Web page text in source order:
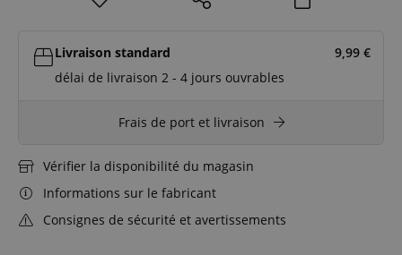
Livraison standard 9,99 €
délai de livraison 2 - 4 jours ouvrables
Frais de port et livraison
Vérifier la disponibilité du magasin
Informations sur le fabricant
Consignes de sécurité et avertissements